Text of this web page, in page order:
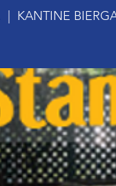
KANTINE